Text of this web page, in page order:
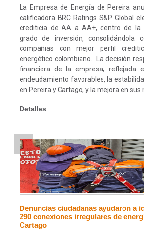
La Empresa de Energía de Pereira
calificadora BRC Ratings S&P Global
crediticia de AA a AA+, dentro de la
grado de inversión, consolidándola
compañías con mejor perfil
energético colombiano. La decisión
financiera de la empresa, reflejada
endeudamiento favorables, la
en Pereira y Cartago, y la mejora en sus
Detalles
Denuncias ciudadanas ayudaron a
290 conexiones irregulares de
Cartago